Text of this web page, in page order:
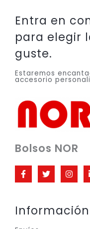
Entra en
para elegir
guste.
Estaremos
accesorio
Bolsos NOR
Información